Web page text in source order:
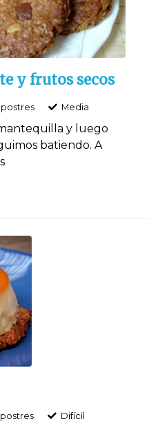
y frutos secos
Media
y luego
batiendo. A
Difí­cil